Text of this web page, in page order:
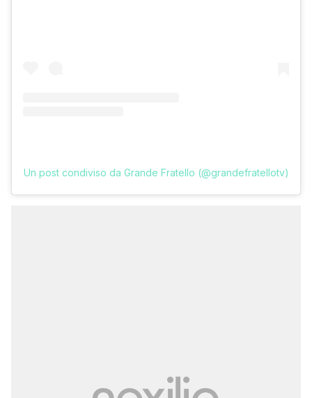
Un post condiviso da Grande Fratello (@grandefratellotv)